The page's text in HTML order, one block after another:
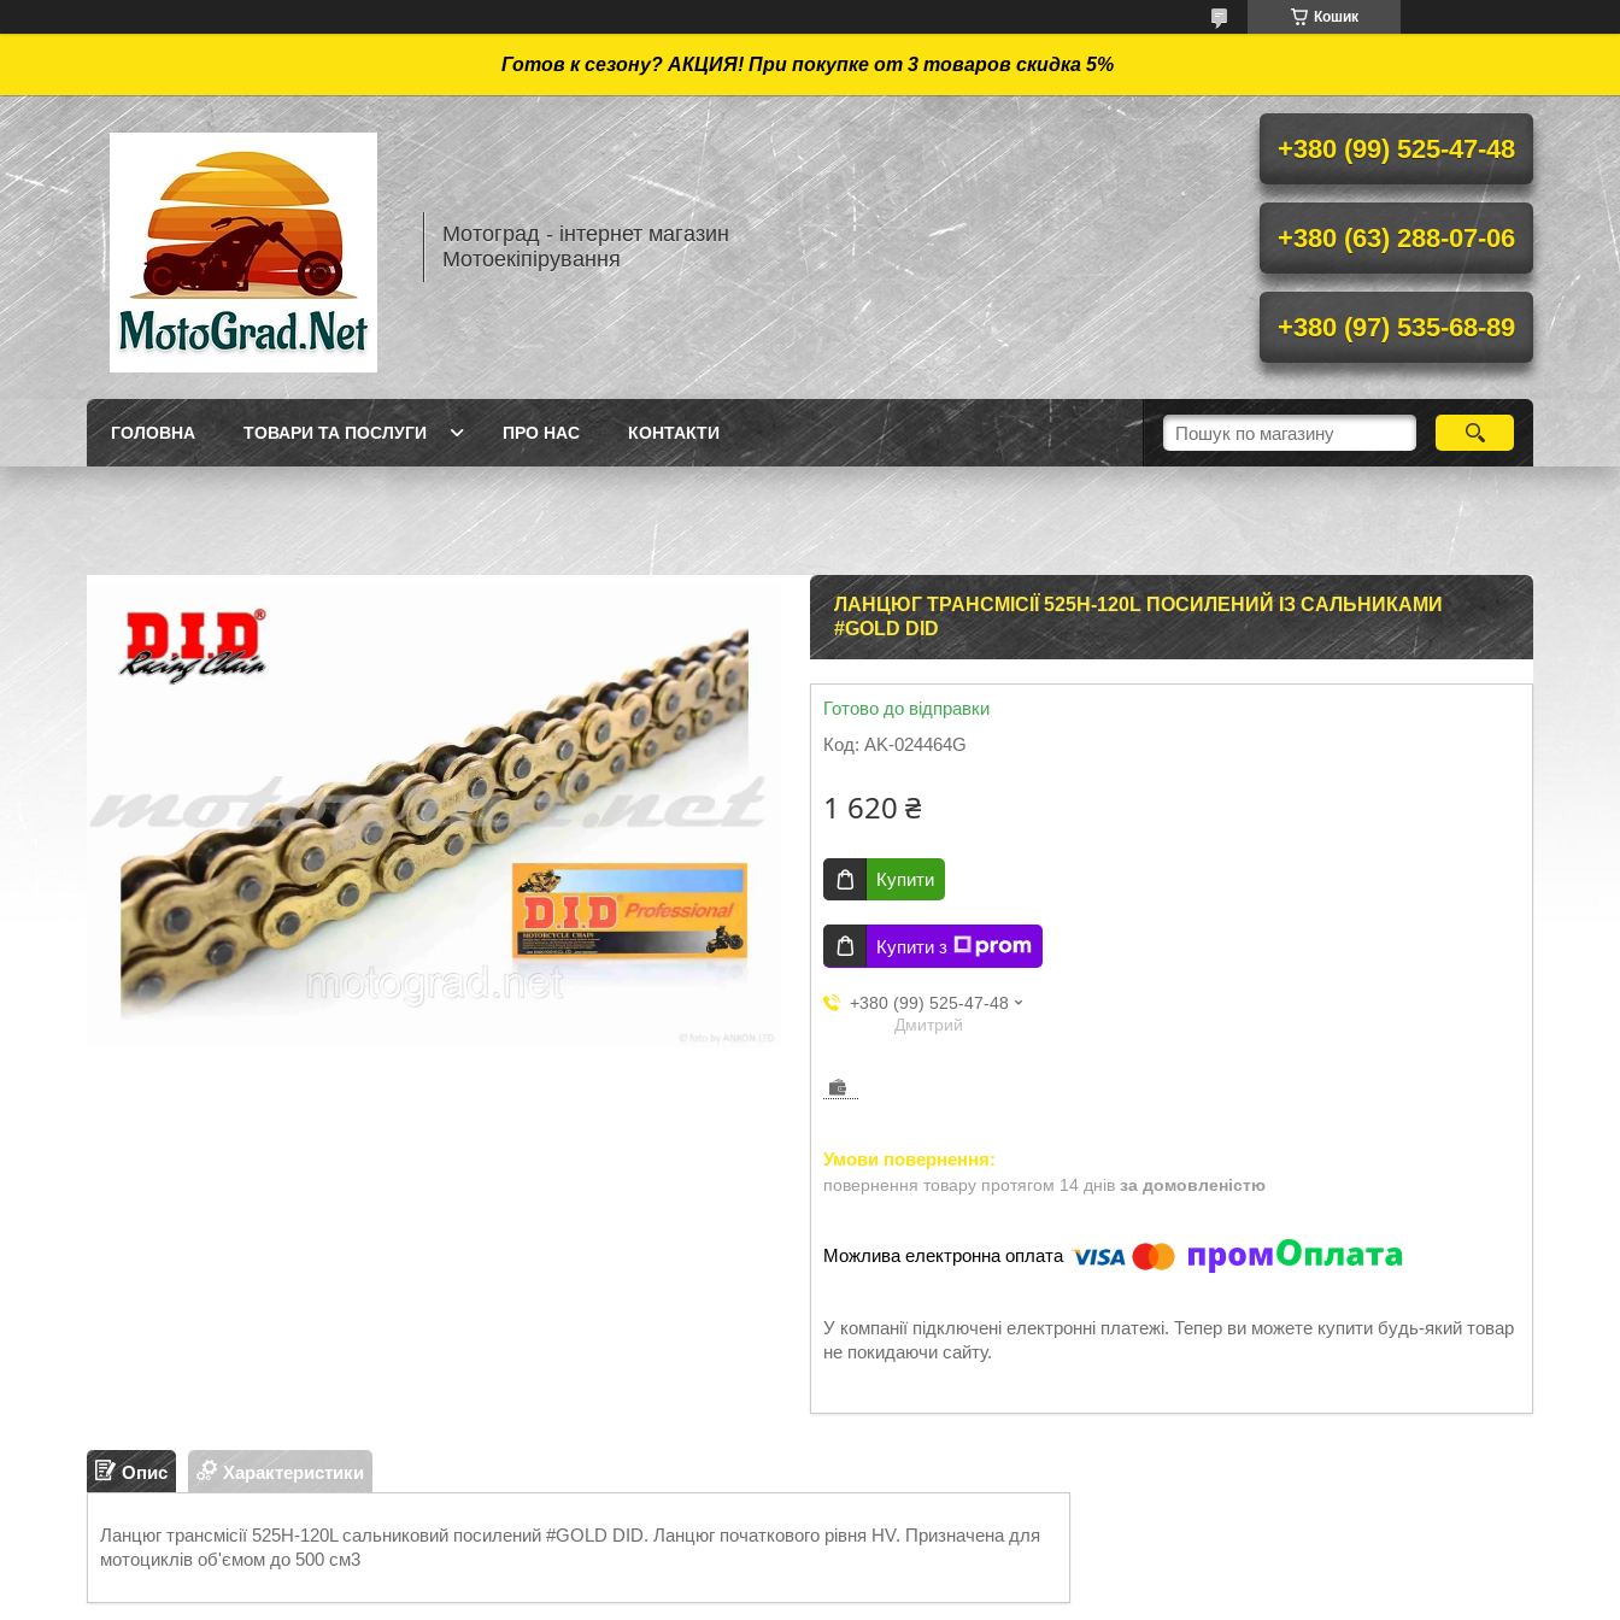
Кошик
Готов к сезону? АКЦИЯ! При покупке от 3 товаров скидка 5%
Мотоград - інтернет магазин
Мотоекіпірування
+380 (99) 525-47-48
+380 (63) 288-07-06
+380 (97) 535-68-89
ГОЛОВНА ТОВАРИ ТА ПОСЛУГИ ПРО НАС КОНТАКТИ
ЛАНЦЮГ ТРАНСМІСІЇ 525H-120L ПОСИЛЕНИЙ ІЗ САЛЬНИКАМИ
#GOLD DID
Готово до відправки
Код: AK-024464G
1 620 ₴
Купити
Купити з
+380 (99) 525-47-48
Дмитрий
повернення товару протягом 14 днів за домовленістю
У компанії підключені електронні платежі. Тепер ви можете купити будь-який товар
не покидаючи сайту.
Опис Характеристики
Ланцюг трансмісії 525H-120L сальниковий посилений #GOLD DID. Ланцюг початкового рівня HV. Призначена для
мотоциклів об'ємом до 500 см3